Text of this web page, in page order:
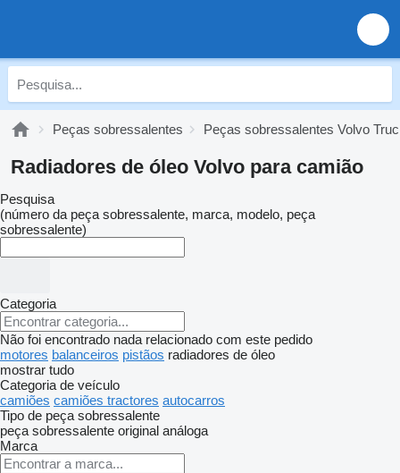
Peças sobressalentes Peças sobressalentes Volvo
Radiadores de óleo Volvo para camião
Pesquisa
(número da peça sobressalente, marca, modelo, peça
sobressalente)
Categoria
Não foi encontrado nada relacionado com este pedido
motores balanceiros pistãos radiadores de óleo
mostrar tudo
Categoria de veículo
camiões camiões tractores autocarros
Tipo de peça sobressalente
peça sobressalente original análoga
Marca